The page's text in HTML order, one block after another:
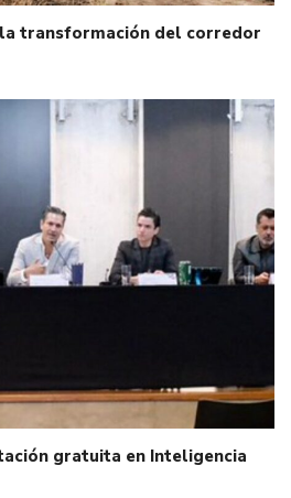
transformación del corredor
gratuita en Inteligencia